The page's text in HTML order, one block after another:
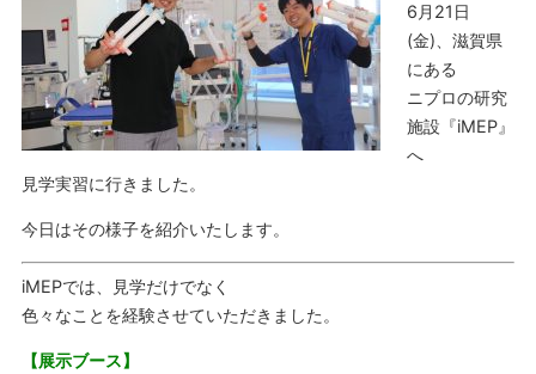
6月21日
(金)、滋賀県
にある
ニプロの研究
施設『iMEP』
へ
見学実習に行きました。
今日はその様子を紹介いたします。
iMEPでは、見学だけでなく
色々なことを経験させていただきました。
【展示ブース】